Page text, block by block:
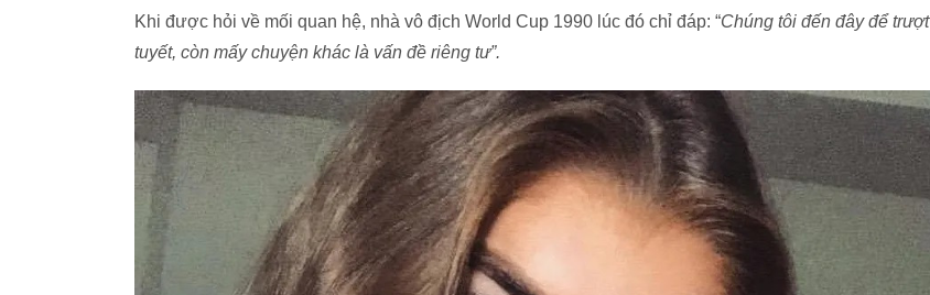
Khi được hỏi về mối quan hệ, nhà vô địch World Cup 1990 lúc đó chỉ đáp: “Chúng tôi đến đây để trượt
tuyết, còn mấy chuyện khác là vấn đề riêng tư”.